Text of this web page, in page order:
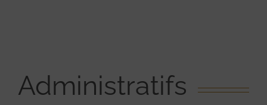
Administratifs